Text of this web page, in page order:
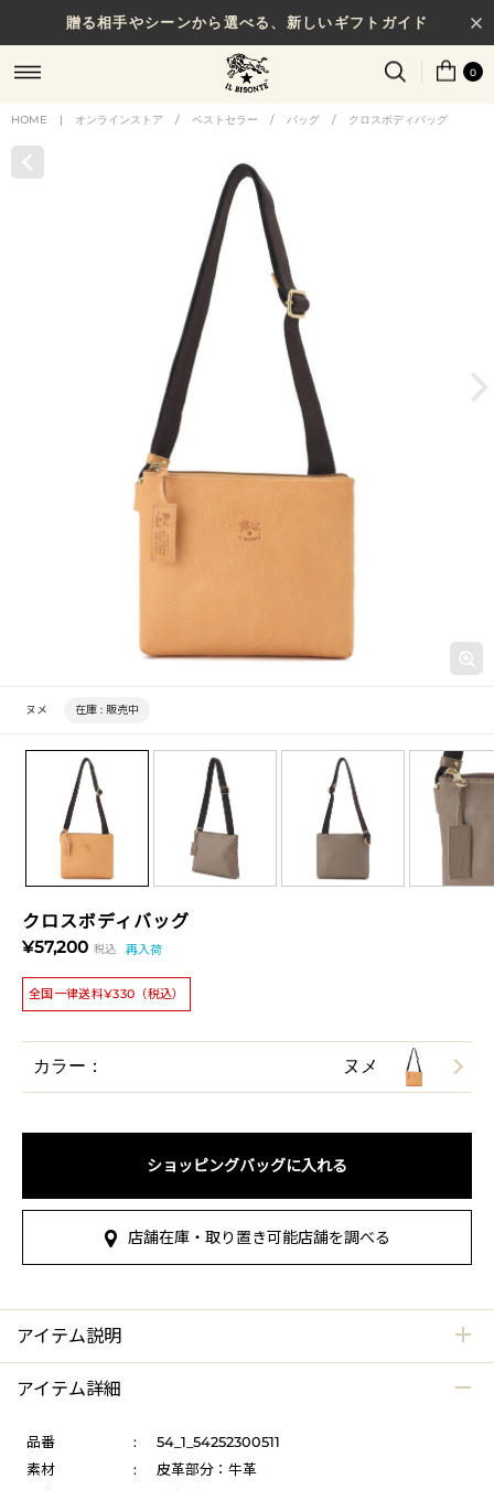
贈る相手やシーンから選べる、新しいギフトガイド
0
HOME | オンラインストア / ベストセラー / バッグ / クロスボディバッグ
クロスボディバッグ
¥57,200 税込 再入荷
全国一律送料¥330（税込）
ヌメ 在庫 : 販売中
カラー： ヌメ
ショッピングバッグに入れる
店舗在庫・取り置き可能店舗を調べる
アイテム説明
アイテム詳細
品番 :
54_1_54252300511
素材
:
皮革部分：牛革